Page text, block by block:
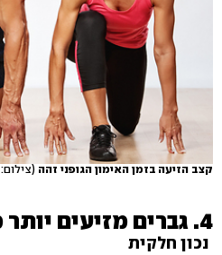
קצב הזיעה בזמן האימון הגופני זהה (צילום: shutterstock)
4. גברים מזיעים יותר מנשים
נכון חלקית